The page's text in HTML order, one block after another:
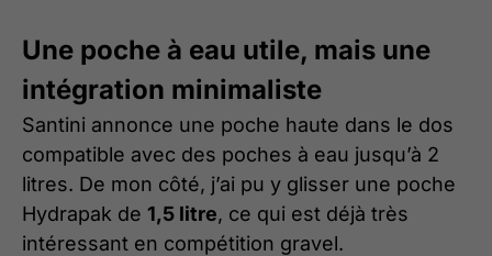
Une poche à eau utile, mais une
intégration minimaliste
Santini annonce une poche haute dans le dos
compatible avec des poches à eau jusqu’à 2
litres. De mon côté, j’ai pu y glisser une poche
Hydrapak de 1,5 litre, ce qui est déjà très
intéressant en compétition gravel.